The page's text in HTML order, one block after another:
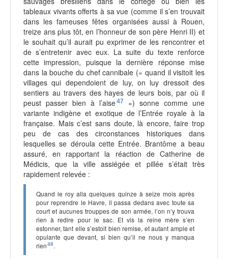
tableaux vivants offerts à sa vue (comme il s’en trouvait
dans les fameuses fêtes organisées aussi à Rouen,
treize ans plus tôt, en l’honneur de son père Henri II) et
le souhait qu’il aurait pu exprimer de les rencontrer et
de s’entretenir avec eux. La suite du texte renforce
cette impression, puisque la dernière réponse mise
dans la bouche du chef cannibale (« quand il visitoit les
villages qui dependoient de luy, on luy dressoit des
sentiers au travers des hayes de leurs bois, par où il
peust passer bien à l’aise47
») sonne comme une
variante indigène et exotique de l’Entrée royale à la
française. Mais c’est sans doute, là encore, faire trop
peu de cas des circonstances historiques dans
lesquelles se déroula cette Entrée. Brantôme a beau
assuré, en rapportant la réaction de Catherine de
Médicis, que la ville assiégée et pillée s’était très
rapidement relevée :
Quand le roy alla quelques quinze à seize mois après
pour reprendre le Havre, il passa dedans avec toute sa
court et aucunes trouppes de son armée, l’on n’y trouva
rien à redire pour le sac. Et vis la reine mère s’en
estonner, tant elle s’estoit bien remise, et autant ample et
opulante que devant, si bien qu’il ne nous y manqua
rien48.